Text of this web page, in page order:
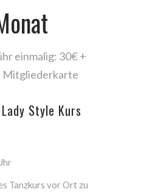
einmalig: 30€ +
Mitgliederkarte
Style Kurs
Tanzkurs vor Ort zu